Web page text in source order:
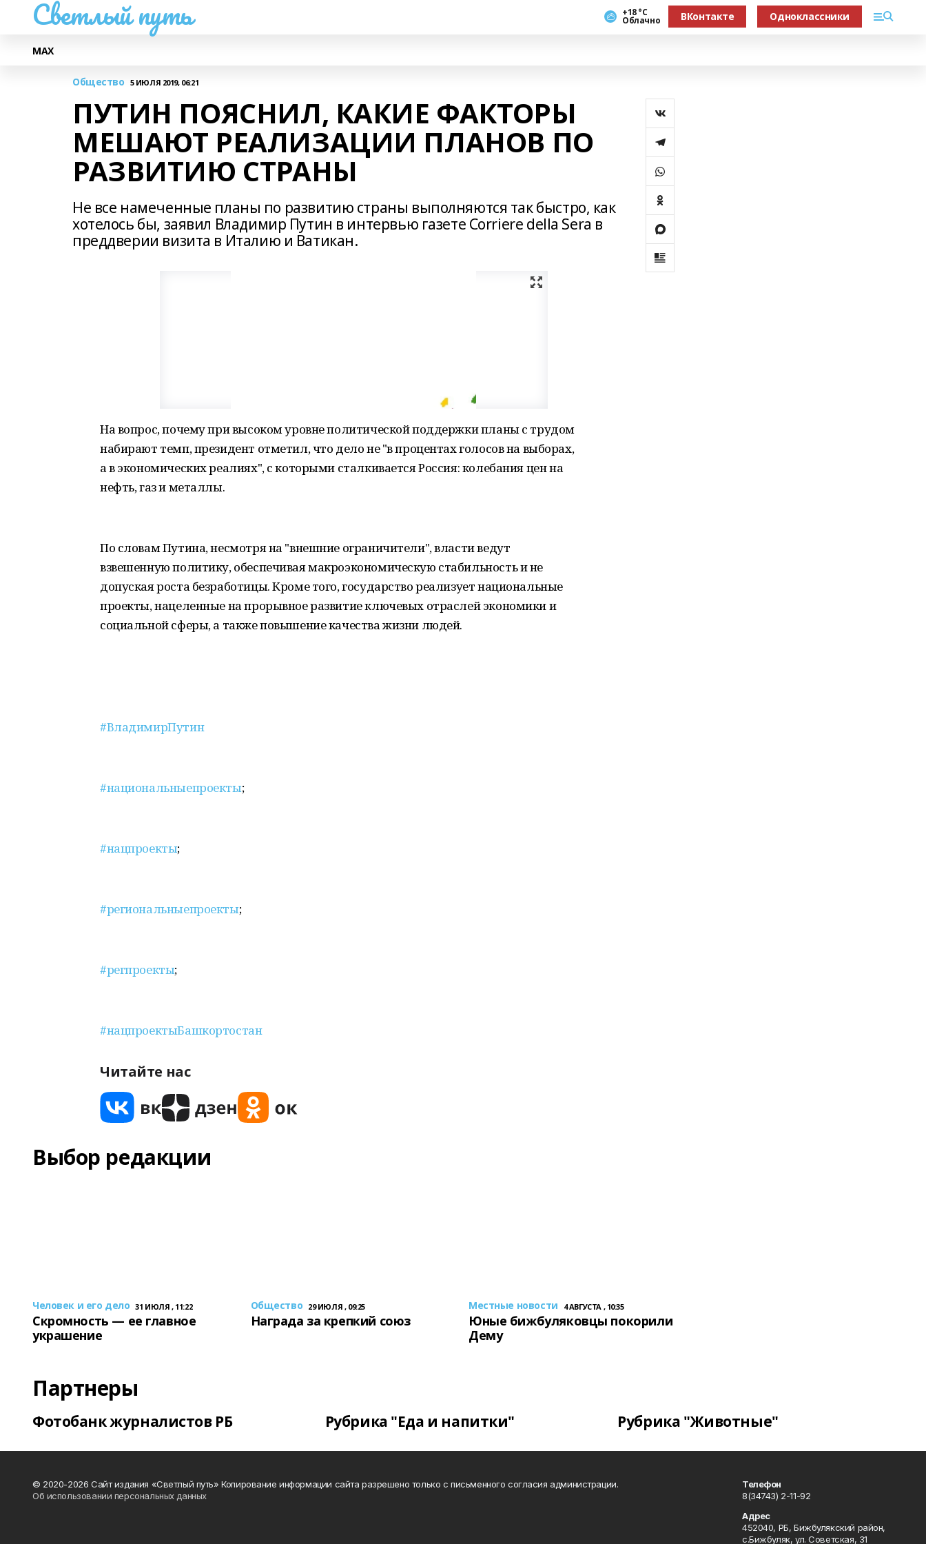
Светлый путь +18 °С
Облачно ВКонтакте Одноклассники
МАХ
Общество 5 ИЮЛЯ 2019, 06:21
ПУТИН ПОЯСНИЛ, КАКИЕ ФАКТОРЫ
МЕШАЮТ РЕАЛИЗАЦИИ ПЛАНОВ ПО
РАЗВИТИЮ СТРАНЫ
Не все намеченные планы по развитию страны выполняются так быстро, как
хотелось бы, заявил Владимир Путин в интервью газете Corriere della Sera в
преддверии визита в Италию и Ватикан.
На вопрос, почему при высоком уровне политической поддержки планы с трудом
набирают темп, президент отметил, что дело не "в процентах голосов на выборах,
а в экономических реалиях", с которыми сталкивается Россия: колебания цен на
нефть, газ и металлы.
По словам Путина, несмотря на "внешние ограничители", власти ведут
взвешенную политику, обеспечивая макроэкономическую стабильность и не
допуская роста безработицы. Кроме того, государство реализует национальные
проекты, нацеленные на прорывное развитие ключевых отраслей экономики и
социальной сферы, а также повышение качества жизни людей.
#ВладимирПутин
#национальныепроекты;
#нацпроекты;
#региональныепроекты;
#регпроекты;
#нацпроектыБашкортостан
Читайте нас
Выбор редакции
Человек и его дело 31 ИЮЛЯ , 11:22
Скромность — ее главное
украшение
Общество 29 ИЮЛЯ , 09:25
Награда за крепкий союз
Местные новости 4 АВГУСТА , 10:35
Юные бижбуляковцы покорили
Дему
Партнеры
Фотобанк журналистов РБ Рубрика "Еда и напитки" Рубрика "Животные"
© 2020-2026 Сайт издания «Светлый путь» Копирование информации сайта разрешено только с письменного согласия администрации.
Об использовании персональных данных
Телефон
8(34743) 2-11-92
Адрес
452040, РБ, Бижбулякский район,
с.Бижбуляк, ул. Советская, 31